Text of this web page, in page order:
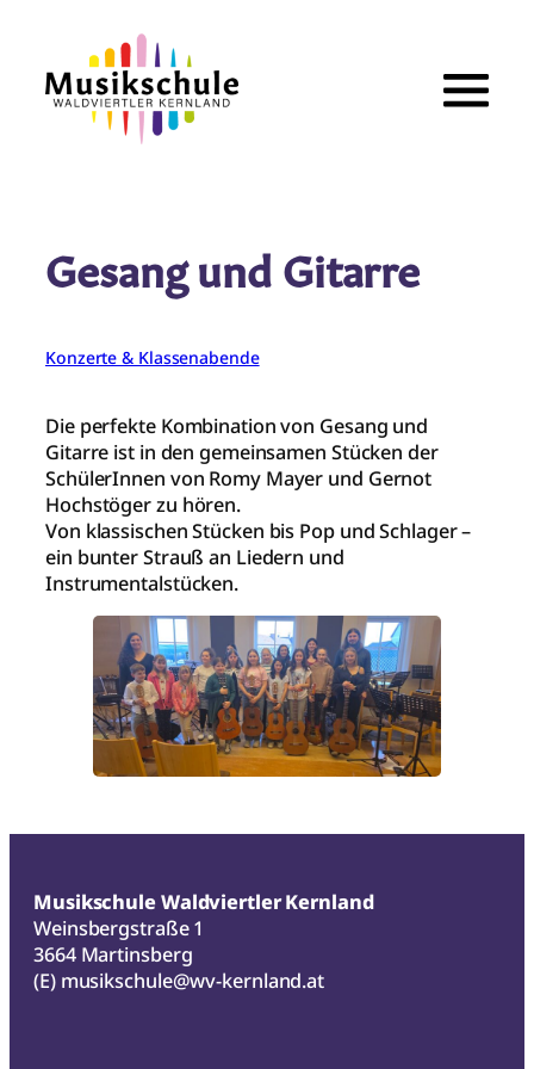
springen
Gesang und Gitarre
Konzerte & Klassenabende
Die perfekte Kombination von Gesang und
Gitarre ist in den gemeinsamen Stücken der
SchülerInnen von Romy Mayer und Gernot
Hochstöger zu hören.
Von klassischen Stücken bis Pop und Schlager –
ein bunter Strauß an Liedern und
Instrumentalstücken.
Musikschule Waldviertler Kernland
Weinsbergstraße 1
3664 Martinsberg
(E) musikschule@wv-kernland.at